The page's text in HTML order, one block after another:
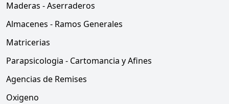
Maderas - Aserraderos
Almacenes - Ramos Generales
Matricerias
Parapsicologia - Cartomancia y Afines
Agencias de Remises
Oxigeno